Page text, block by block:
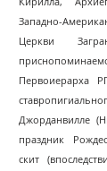
Западно-
Церкви
Первоиерарха
Джорданвилле
праздник
скит